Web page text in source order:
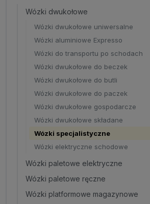
Wózki dwukołowe
Wózki dwukołowe uniwersalne
Wózki aluminiowe Expresso
Wózki do transportu po schodach
Wózki dwukołowe do beczek
Wózki dwukołowe do butli
Wózki dwukołowe do paczek
Wózki dwukołowe gospodarcze
Wózki dwukołowe składane
Wózki specjalistyczne
Wózki elektryczne schodowe
Wózki paletowe elektryczne
Wózki paletowe ręczne
Wózki platformowe magazynowe